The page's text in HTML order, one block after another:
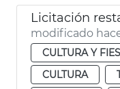
modificado
CULTURA Y
CULTURA